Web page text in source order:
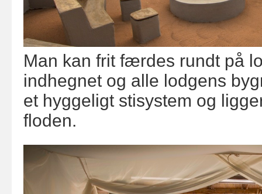
Man kan frit færdes rundt på
indhegnet og alle lodgens
et hyggeligt stisystem og
floden.